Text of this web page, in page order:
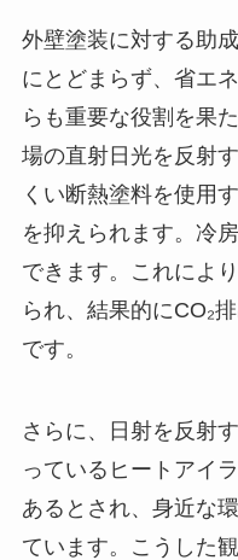
外壁塗装に対する助
にとどまらず、省エ
らも重要な役割を果
場の直射日光を反射
くい断熱塗料を使用
を抑えられます。冷
できます。これによ
られ、結果的にCO₂
です。
さらに、日射を反射
っているヒートアイ
あるとされ、身近な
ています。こうした